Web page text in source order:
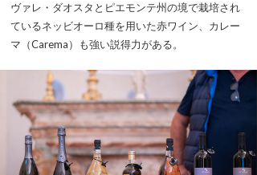
ヴァレ・ダオスタとピエモンテ州の境で栽培され
ているネッビオーロ種を用いた赤ワイン、カレー
マ（Carema）も強い説得力がある。